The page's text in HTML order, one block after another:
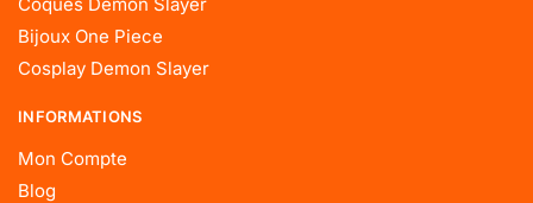
Bijoux One Piece
Cosplay Demon Slayer
INFORMATIONS
Mon Compte
Blog